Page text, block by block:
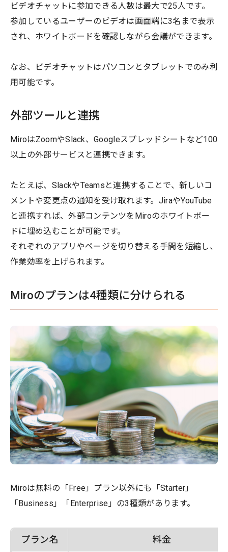
ビデオチャットに参加できる人数は最大で25人です。
参加しているユーザーのビデオは画面端に3名まで表示
され、ホワイトボードを確認しながら会議ができます。
なお、ビデオチャットはパソコンとタブレットでのみ利
用可能です。
外部ツールと連携
MiroはZoomやSlack、Googleスプレッドシートなど100
以上の外部サービスと連携できます。
たとえば、SlackやTeamsと連携することで、新しいコ
メントや変更点の通知を受け取れます。JiraやYouTube
と連携すれば、外部コンテンツをMiroのホワイトボー
ドに埋め込むことが可能です。
それぞれのアプリやページを切り替える手間を短縮し、
作業効率を上げられます。
Miroのプランは4種類に分けられる
Miroは無料の「Free」プラン以外にも「Starter」
「Business」「Enterprise」の3種類があります。
プラン名 料金